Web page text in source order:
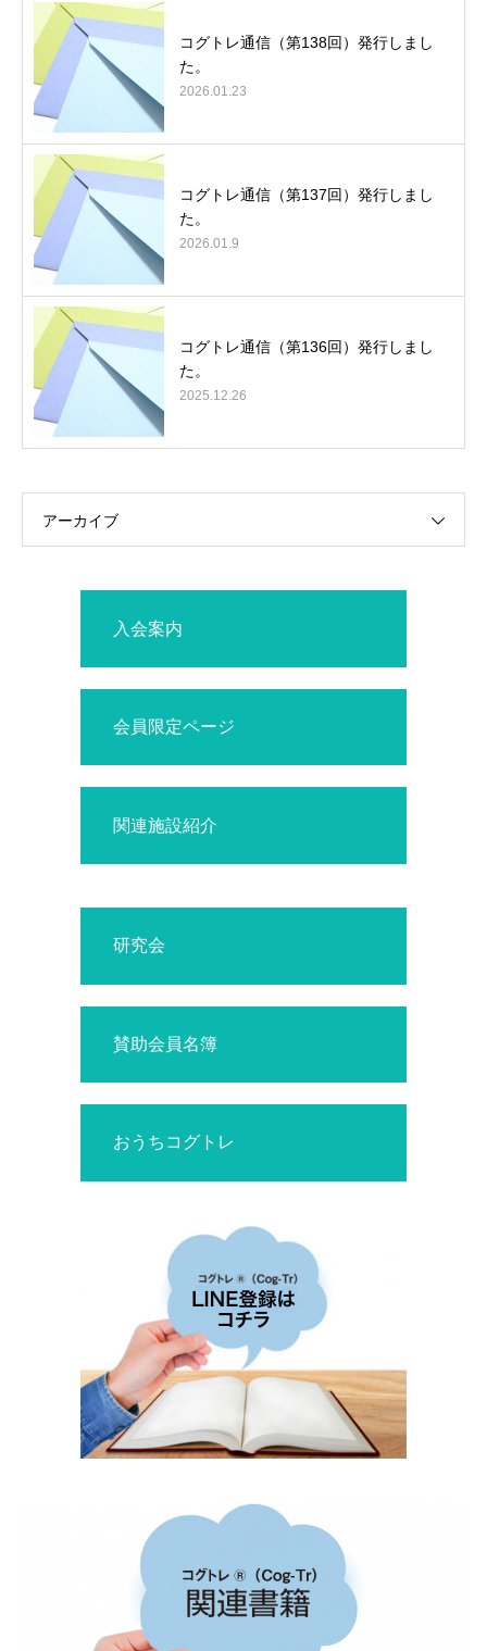
コグトレ通信（第138回）発行しまし
た。
2026.01.23
コグトレ通信（第137回）発行しまし
た。
2026.01.9
コグトレ通信（第136回）発行しまし
た。
2025.12.26
アーカイブ
入会案内
会員限定ページ
関連施設紹介
研究会
賛助会員名簿
おうちコグトレ